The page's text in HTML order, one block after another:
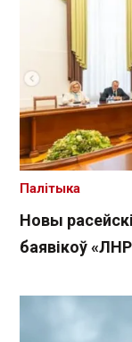
Новы
баявікоў
Палітыка